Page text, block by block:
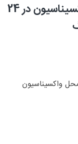
عوارض متداول و کم اهمیت واکسیناسیون در 24
واکسیناسیون